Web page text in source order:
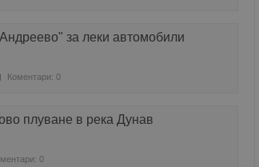
за леки автомобили
Коментари: 0
плуване в река Дунав
0